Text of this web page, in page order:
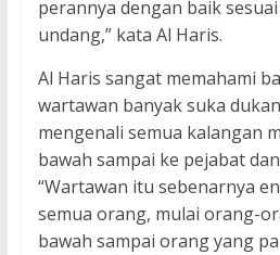
perannya dengan baik
undang,” kata Al Haris.
Al Haris sangat memahami
wartawan banyak suka
mengenali semua kalangan
bawah sampai ke pejabat
“Wartawan itu sebenarnya
semua orang, mulai orang-
bawah sampai orang yang